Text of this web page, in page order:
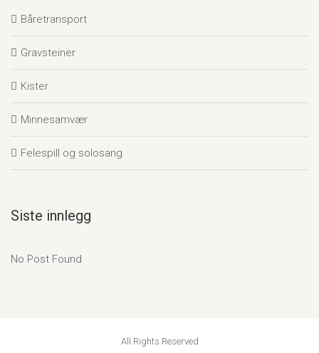
Båretransport
Gravsteiner
Kister
Minnesamvær
Felespill og solosang
Siste innlegg
No Post Found
All Rights Reserved